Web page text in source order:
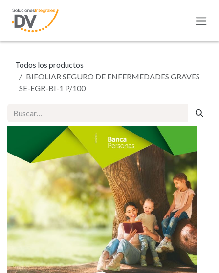
Todos los productos
BIFOLIAR SEGURO DE ENFERMEDADES GRAVES
SE-EGR-BI-1 P/100